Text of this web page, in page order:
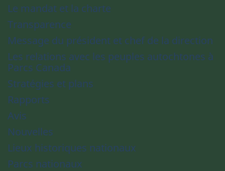
Le mandat et la charte
Transparence
Message du président et chef de la direction
Les relations avec les peuples autochtones à
Parcs Canada
Stratégies et plans
Rapports
Avis
Nouvelles
Lieux historiques nationaux
Parcs nationaux